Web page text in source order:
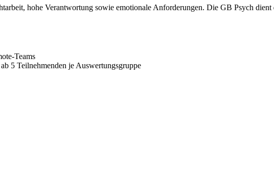
hohe Verantwortung sowie emotionale Anforderungen. Die GB Psych dient
Teams
5 Teilnehmenden je Auswertungsgruppe